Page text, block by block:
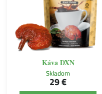
Káva DXN
Skladom
29 €